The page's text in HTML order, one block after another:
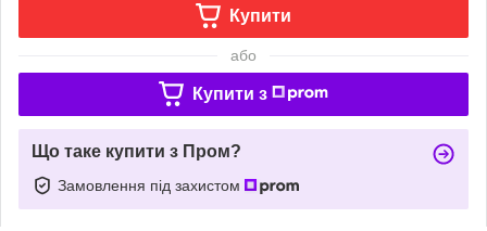
Купити
або
Купити з
Що таке купити з Пром?
Замовлення під захистом